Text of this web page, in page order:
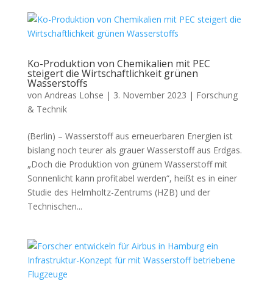
Ko-Produktion von Chemikalien mit PEC
steigert die Wirtschaftlichkeit grünen
Wasserstoffs
von Andreas Lohse | 3. November 2023 | Forschung
& Technik
(Berlin) – Wasserstoff aus erneuerbaren Energien ist
bislang noch teurer als grauer Wasserstoff aus Erdgas.
„Doch die Produktion von grünem Wasserstoff mit
Sonnenlicht kann profitabel werden“, heißt es in einer
Studie des Helmholtz-Zentrums (HZB) und der
Technischen...